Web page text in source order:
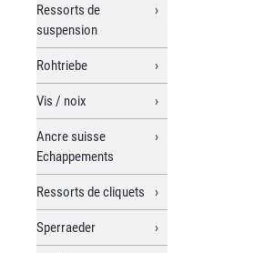
Ressorts de
suspension
Rohtriebe
Vis / noix
Ancre suisse
Echappements
Ressorts de cliquets
Sperraeder